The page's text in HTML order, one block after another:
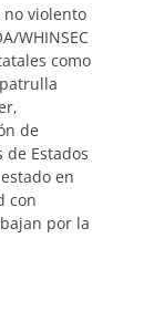
no violento
WHINSEC
como
de
de Estados
en
con
por la